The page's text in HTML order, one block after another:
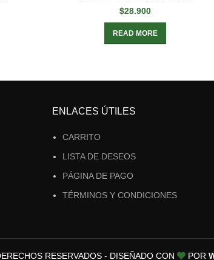
$28.900
READ MORE
ENLACES ÚTILES
CARRITO
LISTA DE DESEOS
PÁGINA DE PAGO
TÉRMINOS Y CONDICIONES
RESERVADOS - DISEÑADO CON POR